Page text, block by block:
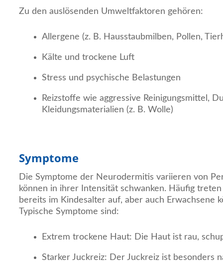
Zu den auslösenden Umweltfaktoren gehören:
Allergene (z. B. Hausstaubmilben, Pollen,
Kälte und trockene Luft
Stress und psychische Belastungen
Reizstoffe wie aggressive Reinigungsmittel,
Kleidungsmaterialien (z. B. Wolle)
Symptome
Die Symptome der Neurodermitis variieren von
können in ihrer Intensität schwanken. Häufig
bereits im Kindesalter auf, aber auch Erwachsene
Typische Symptome sind:
Extrem trockene Haut: Die Haut ist rau,
Starker Juckreiz: Der Juckreiz ist besonders